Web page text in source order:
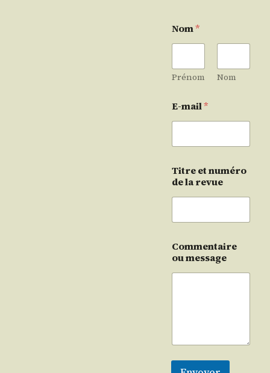
Nom*
Prénom Nom
E-mail*
Titre et numéro
de la revue
Commentaire
ou message